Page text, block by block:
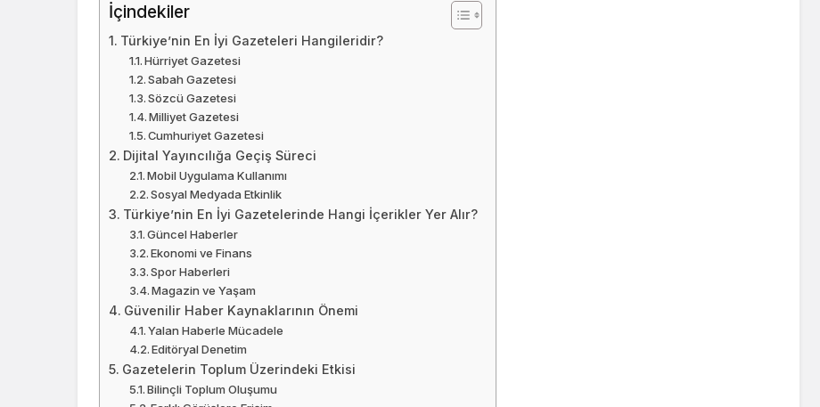
İçindekiler
Türkiye’nin En İyi Gazeteleri Hangileridir?
Hürriyet Gazetesi
Sabah Gazetesi
Sözcü Gazetesi
Milliyet Gazetesi
Cumhuriyet Gazetesi
Dijital Yayıncılığa Geçiş Süreci
Mobil Uygulama Kullanımı
Sosyal Medyada Etkinlik
Türkiye’nin En İyi Gazetelerinde Hangi İçerikler Yer Alır?
Güncel Haberler
Ekonomi ve Finans
Spor Haberleri
Magazin ve Yaşam
Güvenilir Haber Kaynaklarının Önemi
Yalan Haberle Mücadele
Editöryal Denetim
Gazetelerin Toplum Üzerindeki Etkisi
Bilinçli Toplum Oluşumu